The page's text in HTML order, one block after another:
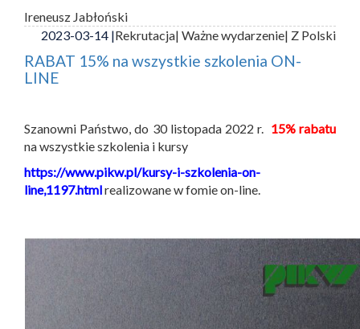
Ireneusz Jabłoński
2023-03-14 |Rekrutacja| Ważne wydarzenie| Z Polski
RABAT 15% na wszystkie szkolenia ON-
LINE
Szanowni Państwo, do 30 listopada 2022 r. 15% rabatu
na wszystkie szkolenia i kursy
https://www.pikw.pl/kursy-i-szkolenia-on-
line,1197.htmlrealizowane w fomie on-line.